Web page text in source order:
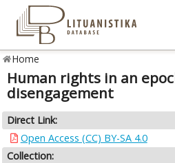
Home
Human rights in an
disengagement
Direct Link:
Open Access (CC) BY-SA 4.0
Collection: